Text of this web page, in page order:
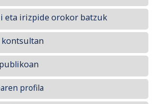
eta irizpide orokor batzuk
profila